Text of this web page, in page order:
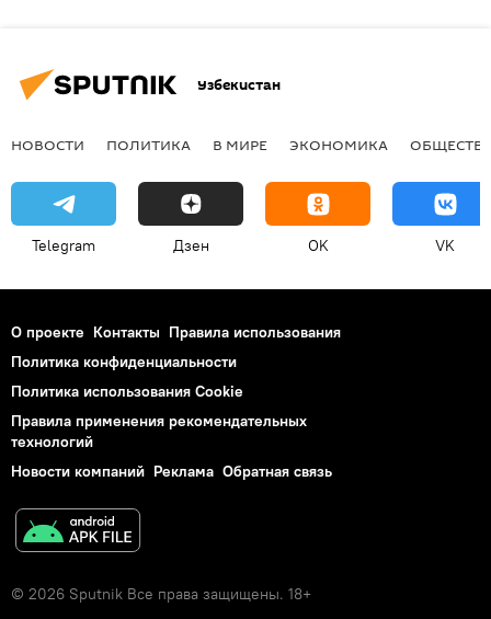
Узбекистан
НОВОСТИ ПОЛИТИКА В МИРЕ ЭКОНОМИКА
Telegram Дзен OK VK
О проекте Контакты Правила использования
Политика конфиденциальности
Политика использования Cookie
Правила применения рекомендательных
технологий
Новости компаний Реклама Обратная связь
© 2026 Sputnik Все права защищены. 18+